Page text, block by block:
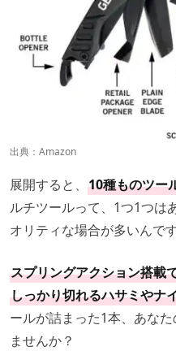
出典： Amazon
展開すると、 10種ものツー
ルチツールって、1つ1つは
オリティな場合が多いんで
スプリングアクション搭載
しっかり切れるハサミやナ
ールが詰まった1本、あな
ませんか？